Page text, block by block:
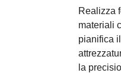
Realizza
materiali
pianifica
la